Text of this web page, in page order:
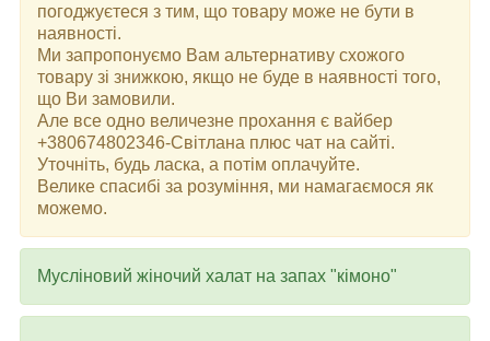
погоджуєтеся з тим, що товару може не бути в
наявності.
Ми запропонуємо Вам альтернативу схожого
товару зі знижкою, якщо не буде в наявності того,
що Ви замовили.
Але все одно величезне прохання є вайбер
+380674802346-Світлана плюс чат на сайті.
Уточніть, будь ласка, а потім оплачуйте.
Велике спасибі за розуміння, ми намагаємося як
можемо.
Мусліновий жіночий халат на запах "кімоно"